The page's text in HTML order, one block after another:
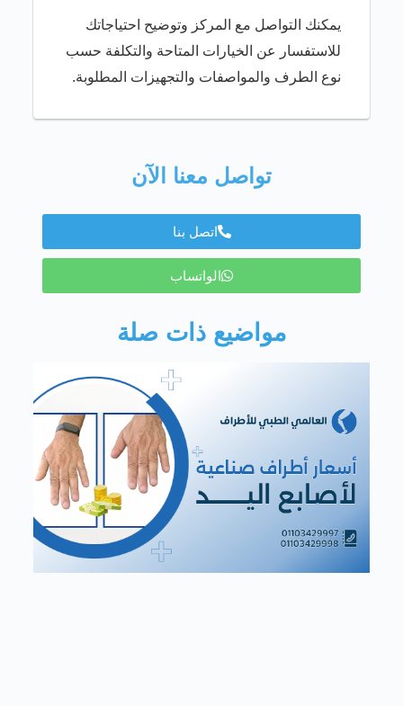
يمكنك التواصل مع المركز وتوضيح احتياجاتك
للاستفسار عن الخيارات المتاحة والتكلفة حسب
نوع الطرف والمواصفات والتجهيزات المطلوبة.
تواصل معنا الآن
اتصل بنا
الواتساب
مواضيع ذات صلة